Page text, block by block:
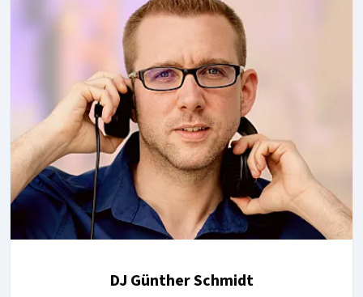
DJ Günther Schmidt